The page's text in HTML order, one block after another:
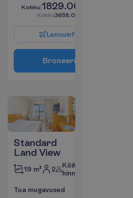
Kokku:1829.00
Kokku3658.00
Lennuinf
Broneeri
Standard
Land View
19 m² 2
Kõik
hinnas
Toa mugavused